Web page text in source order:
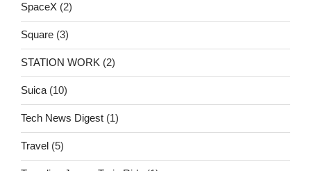
SpaceX (2)
Square (3)
STATION WORK (2)
Suica (10)
Tech News Digest (1)
Travel (5)